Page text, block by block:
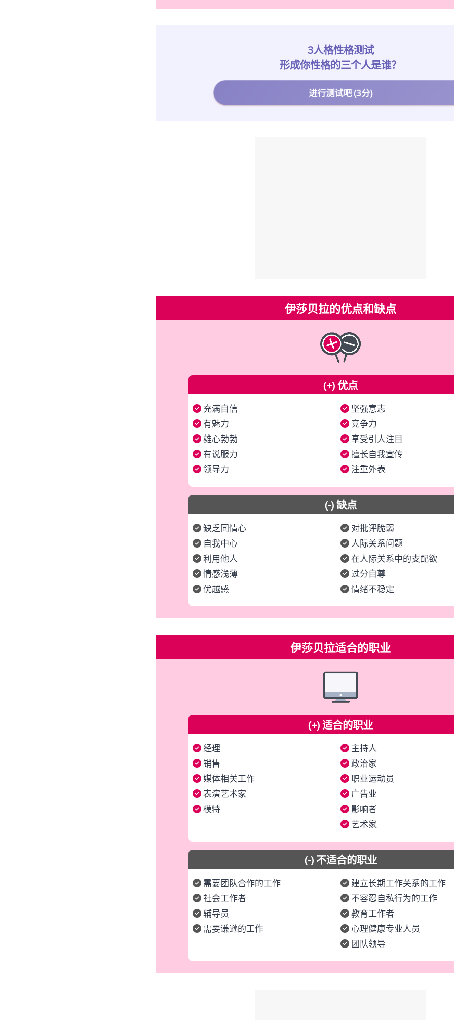
3人格性格测试
形成你性格的三个人是谁？
进行测试吧 (3分)
伊莎贝拉的优点和缺点
(+) 优点
充满自信
有魅力
雄心勃勃
有说服力
领导力
坚强意志
竞争力
享受引人注目
擅长自我宣传
注重外表
(-) 缺点
缺乏同情心
自我中心
利用他人
情感浅薄
优越感
对批评脆弱
人际关系问题
在人际关系中的支配欲
过分自尊
情绪不稳定
伊莎贝拉适合的职业
(+) 适合的职业
经理
销售
媒体相关工作
表演艺术家
模特
主持人
政治家
职业运动员
广告业
影响者
艺术家
(-) 不适合的职业
需要团队合作的工作
社会工作者
辅导员
需要谦逊的工作
建立长期工作关系的工作
不容忍自私行为的工作
教育工作者
心理健康专业人员
团队领导